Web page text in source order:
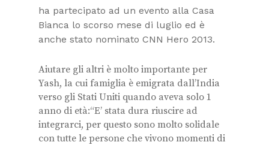
ha partecipato ad un evento alla Casa
Bianca lo scorso mese di luglio ed è
anche stato nominato CNN Hero 2013.
Aiutare gli altri è molto importante per
Yash, la cui famiglia è emigrata dall’India
verso gli Stati Uniti quando aveva solo 1
anno di età:“E’ stata dura riuscire ad
integrarci, per questo sono molto solidale
con tutte le persone che vivono momenti di